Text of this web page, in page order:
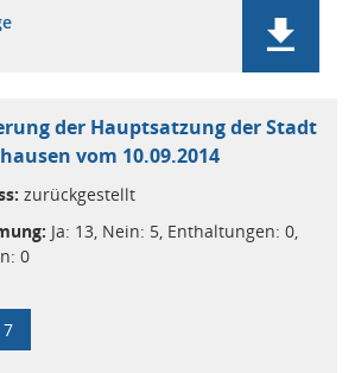
der Hauptsatzung der Stadt
vom 10.09.2014
zurückgestellt
Ja: 13, Nein: 5, Enthaltungen: 0,
0